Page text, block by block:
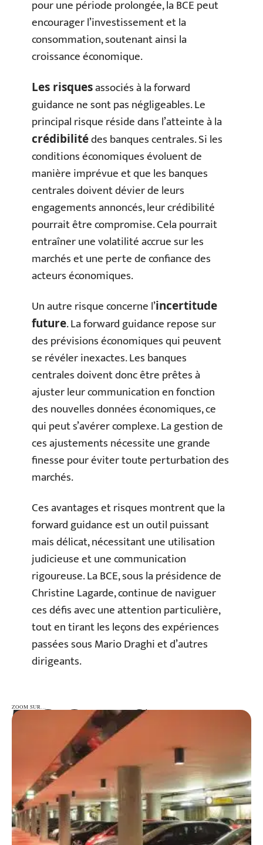
pour une période prolongée, la BCE peut
encourager l’investissement et la
consommation, soutenant ainsi la
croissance économique.
Les risquesassociés à la forward
guidance ne sont pas négligeables. Le
principal risque réside dans l’atteinte à la
crédibilitédes banques centrales. Si les
conditions économiques évoluent de
manière imprévue et que les banques
centrales doivent dévier de leurs
engagements annoncés, leur crédibilité
pourrait être compromise. Cela pourrait
entraîner une volatilité accrue sur les
marchés et une perte de confiance des
acteurs économiques.
Un autre risque concerne l’incertitude
future. La forward guidance repose sur
des prévisions économiques qui peuvent
se révéler inexactes. Les banques
centrales doivent donc être prêtes à
ajuster leur communication en fonction
des nouvelles données économiques, ce
qui peut s’avérer complexe. La gestion de
ces ajustements nécessite une grande
finesse pour éviter toute perturbation des
marchés.
Ces avantages et risques montrent que la
forward guidance est un outil puissant
mais délicat, nécessitant une utilisation
judicieuse et une communication
rigoureuse. La BCE, sous la présidence de
Christine Lagarde, continue de naviguer
ces défis avec une attention particulière,
tout en tirant les leçons des expériences
passées sous Mario Draghi et d’autres
dirigeants.
ZOOM SUR…
ZOOM SUR…